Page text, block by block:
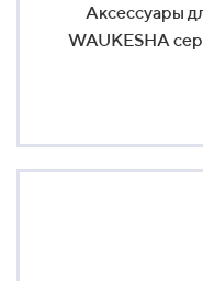
Аксессуары
WAUKESHA